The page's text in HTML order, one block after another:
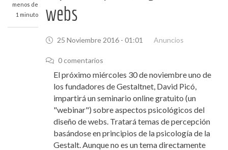
menos de
1 minuto
webs
25 Noviembre 2016 - 01:01 Anuncios
0 comentarios
El próximo miércoles 30 de noviembre uno de
los fundadores de Gestaltnet, David Picó,
impartirá un seminario online gratuito (un
"webinar") sobre aspectos psicológicos del
diseño de webs. Tratará temas de percepción
basándose en principios de la psicología de la
Gestalt. Aunque no es un tema directamente